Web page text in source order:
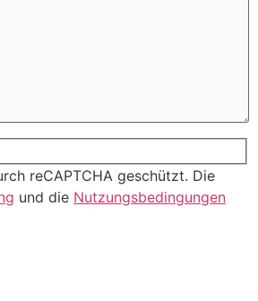
reCAPTCHA geschützt. Die
und die Nutzungsbedingungen